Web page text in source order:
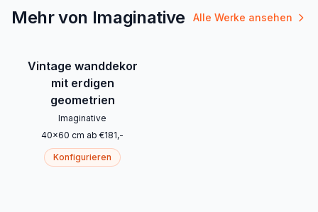
Mehr von Imaginative Alle Werke ansehen
Vintage wanddekor
mit erdigen
geometrien
Imaginative
40x60 cm ab €181,-
Konfigurieren